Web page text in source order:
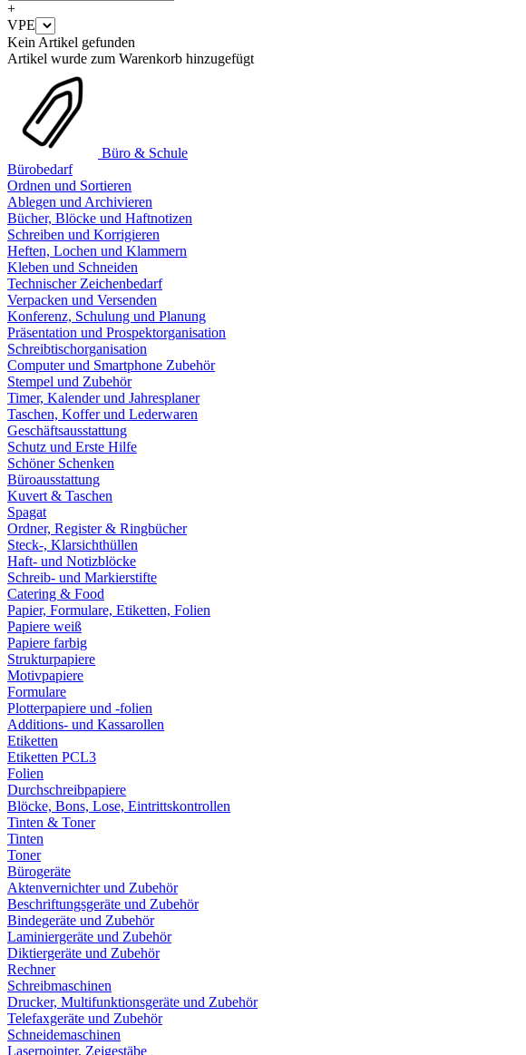
+
VPE
Kein Artikel gefunden
Artikel wurde zum Warenkorb hinzugefügt
Büro & Schule
Bürobedarf
Ordnen und Sortieren
Ablegen und Archivieren
Bücher, Blöcke und Haftnotizen
Schreiben und Korrigieren
Heften, Lochen und Klammern
Kleben und Schneiden
Technischer Zeichenbedarf
Verpacken und Versenden
Konferenz, Schulung und Planung
Präsentation und Prospektorganisation
Schreibtischorganisation
Computer und Smartphone Zubehör
Stempel und Zubehör
Timer, Kalender und Jahresplaner
Taschen, Koffer und Lederwaren
Geschäftsausstattung
Schutz und Erste Hilfe
Schöner Schenken
Büroausstattung
Kuvert & Taschen
Spagat
Ordner, Register & Ringbücher
Steck-, Klarsichthüllen
Haft- und Notizblöcke
Schreib- und Markierstifte
Catering & Food
Papier, Formulare, Etiketten, Folien
Papiere weiß
Papiere farbig
Strukturpapiere
Motivpapiere
Formulare
Plotterpapiere und -folien
Additions- und Kassarollen
Etiketten
Etiketten PCL3
Folien
Durchschreibpapiere
Blöcke, Bons, Lose, Eintrittskontrollen
Tinten & Toner
Tinten
Toner
Bürogeräte
Aktenvernichter und Zubehör
Beschriftungsgeräte und Zubehör
Bindegeräte und Zubehör
Laminiergeräte und Zubehör
Diktiergeräte und Zubehör
Rechner
Schreibmaschinen
Drucker, Multifunktionsgeräte und Zubehör
Telefaxgeräte und Zubehör
Schneidemaschinen
Laserpointer, Zeigestäbe